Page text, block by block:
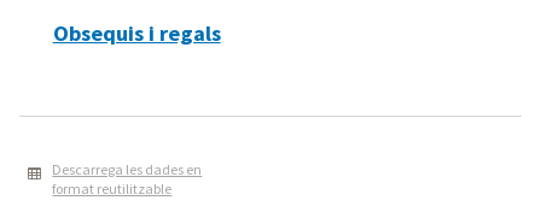
Obsequis i regals
Descarrega les dades en
format reutilitzable